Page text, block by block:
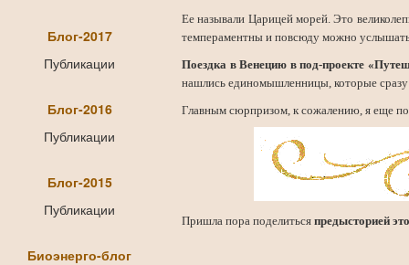
Блог-2017
Публикации
Блог-2016
Публикации
Блог-2015
Публикации
Биоэнерго-блог
Ее называли Царицей морей. Это
темпераментны и повсюду можно
Поездка в Венецию в под-проекте
нашлись единомышленницы, которые
Главным сюрпризом, к сожалению, я еще
Пришла пора поделитьсяпредысторией